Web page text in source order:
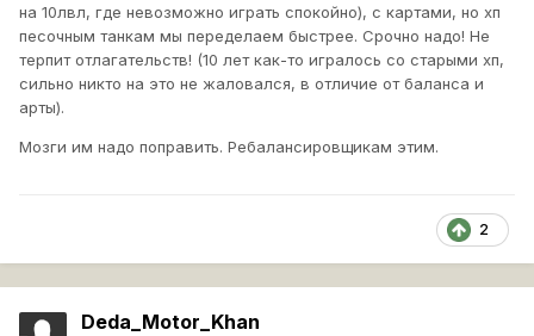
на 10лвл, где невозможно играть спокойно), с картами, но хп
песочным танкам мы переделаем быстрее. Срочно надо! Не
терпит отлагательств! (10 лет как-то игралось со старыми хп,
сильно никто на это не жаловался, в отличие от баланса и
арты).
Мозги им надо поправить. Ребалансировщикам этим.
2
Deda_Motor_Khan